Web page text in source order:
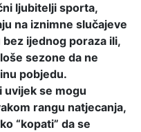
ljubitelji sporta,
na iznimne slučajeve
ijednog poraza ili,
sezone da ne
pobjedu.
uvijek se mogu
rangu natjecanja,
“kopati” da se